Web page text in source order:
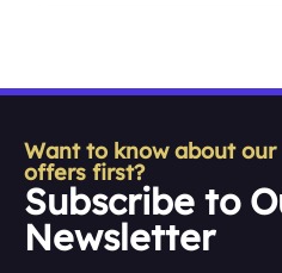
Want to know about our
offers first?
Subscribe to
Newsletter